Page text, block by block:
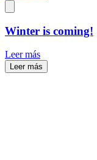
Winter is coming!
Leer más
Leer más